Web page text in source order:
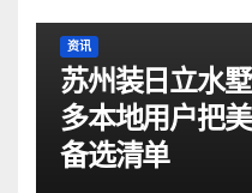
资讯
苏州装日立水
多本地用户把
备选清单